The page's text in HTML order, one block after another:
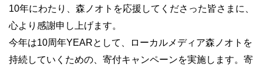
10年にわたり、森ノオトを応援してくださった皆さまに、
心より感謝申し上げます。
今年は10周年YEARとして、ローカルメディア森ノオトを
持続していくための、寄付キャンペーンを実施します。寄